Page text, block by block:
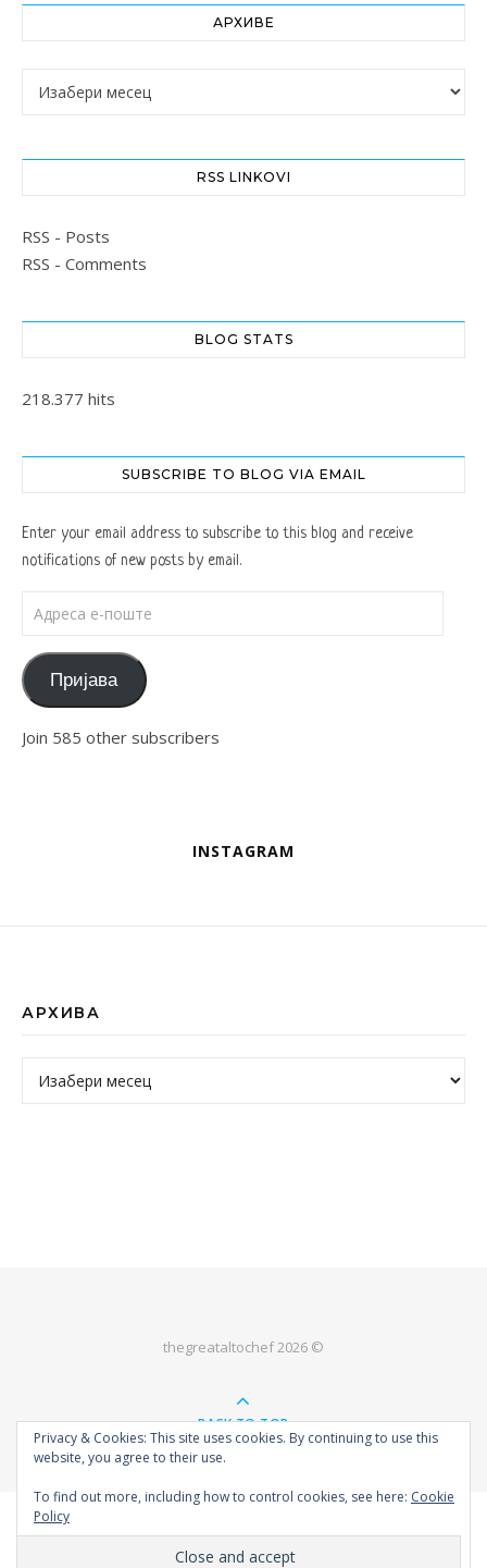
АРХИВЕ
Архиве
RSS LINKOVI
RSS - Posts
RSS - Comments
BLOG STATS
218.377 hits
SUBSCRIBE TO BLOG VIA EMAIL
Enter your email address to subscribe to this blog and receive
notifications of new posts by email.
Пријава
Join 585 other subscribers
INSTAGRAM
АРХИВА
Архива
thegreataltochef 2026 ©
BACK TO TOP
Privacy & Cookies: This site uses cookies. By continuing to use this
website, you agree to their use.
To find out more, including how to control cookies, see here: Cookie
Policy